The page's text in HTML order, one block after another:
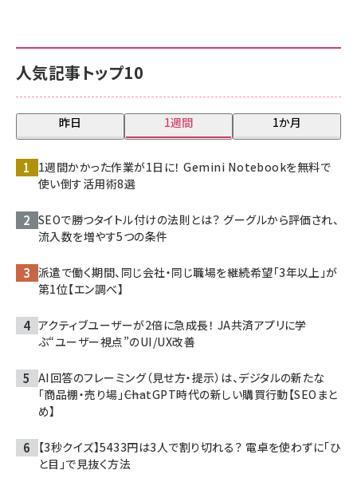
人気記事トップ10
昨日 1週間 1か月
1週間かかった作業が1日に！ Gemini Notebookを無料で
使い倒す活用術8選
SEOで勝つタイトル付けの法則とは？ グーグルから評価され、
流入数を増やす5つの条件
派遣で働く期間、同じ会社・同じ職場を継続希望「3年以上」が
第1位【エン調べ】
アクティブユーザーが2倍に急成長！ JA共済アプリに学
ぶ“ユーザー視点”のUI/UX改善
AI回答のフレーミング（見せ方・提示）は、デジタルの新たな
「商品棚・売り場」――ChatGPT時代の新しい購買行動【SEOまと
め】
【3秒クイズ】5433円は3人で割り切れる？ 電卓を使わずに「ひ
と目」で見抜く方法